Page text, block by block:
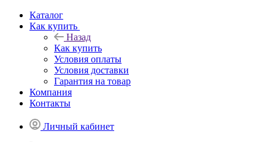
Каталог
Как купить
Назад
Как купить
Условия оплаты
Условия доставки
Гарантия на товар
Компания
Контакты
Личный кабинет